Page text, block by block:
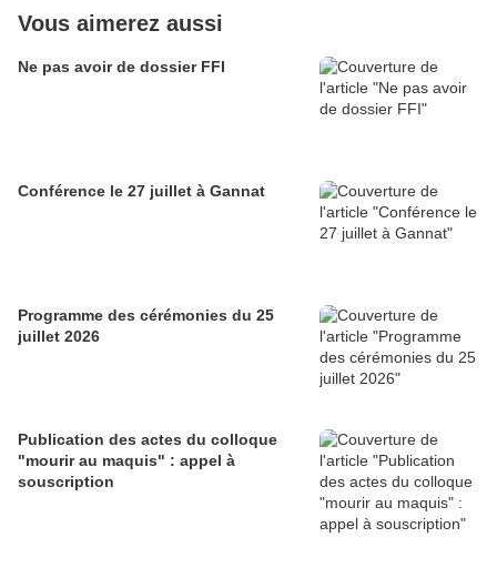
Vous aimerez aussi
Ne pas avoir de dossier FFI
Conférence le 27 juillet à Gannat
Programme des cérémonies du 25
juillet 2026
Publication des actes du colloque
"mourir au maquis" : appel à
souscription